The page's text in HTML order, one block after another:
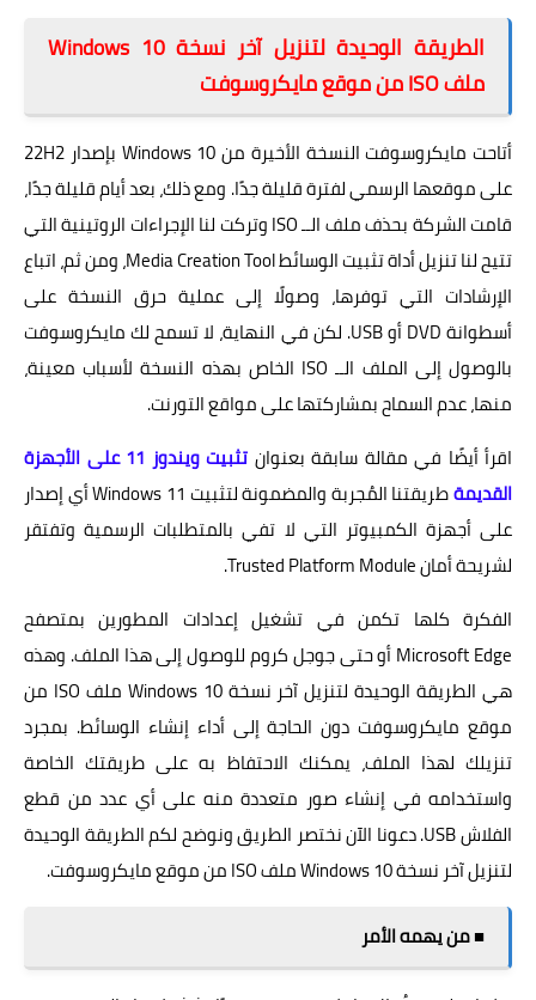
الطريقة الوحيدة لتنزيل آخر نسخة Windows 10
ملف ISO من موقع مايكروسوفت
أتاحت مايكروسوفت النسخة الأخيرة من Windows 10 بإصدار 22H2
على موقعها الرسمي لفترة قليلة جدًا. ومع ذلك، بعد أيام قليلة جدًا،
قامت الشركة بحذف ملف الــ ISO وتركت لنا الإجراءات الروتينية التي
تتيح لنا تنزيل أداة تثبيت الوسائط Media Creation Tool، ومن ثم، اتباع
الإرشادات التي توفرها، وصولًا إلى عملية حرق النسخة على
أسطوانة DVD أو USB. لكن في النهاية، لا تسمح لك مايكروسوفت
بالوصول إلى الملف الــ ISO الخاص بهذه النسخة لأسباب معينة،
منها، عدم السماح بمشاركتها على مواقع التورنت.
اقرأ أيضًا في مقالة سابقة بعنوان
تثبيت ويندوز 11 على الأجهزة
القديمة
طريقتنا المُجربة والمضمونة لتثبيت Windows 11 أي إصدار
على أجهزة الكمبيوتر التي لا تفي بالمتطلبات الرسمية وتفتقر
لشريحة أمان Trusted Platform Module.
الفكرة كلها تكمن في تشغيل إعدادات المطورين بمتصفح
Microsoft Edge أو حتى جوجل كروم للوصول إلى هذا الملف. وهذه
هي الطريقة الوحيدة لتنزيل آخر نسخة Windows 10 ملف ISO من
موقع مايكروسوفت دون الحاجة إلى أداء إنشاء الوسائط. بمجرد
تنزيلك لهذا الملف، يمكنك الاحتفاظ به على طريقتك الخاصة
واستخدامه في إنشاء صور متعددة منه على أي عدد من قطع
الفلاش USB. دعونا الآن نختصر الطريق ونوضح لكم الطريقة الوحيدة
لتنزيل آخر نسخة Windows 10 ملف ISO من موقع مايكروسوفت.
■ من يهمه الأمر